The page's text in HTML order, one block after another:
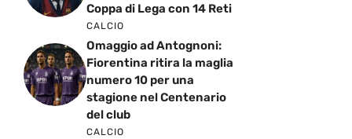
Coppa di Lega con 14 Reti
CALCIO
Omaggio ad Antognoni:
Fiorentina ritira la maglia
numero 10 per una
stagione nel Centenario
del club
CALCIO